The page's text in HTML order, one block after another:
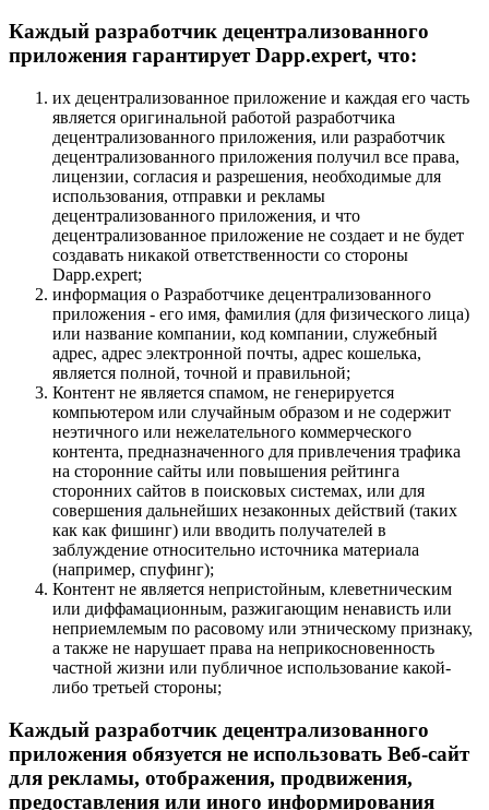
Каждый разработчик децентрализованного
приложения гарантирует Dapp.expert, что:
их децентрализованное приложение и каждая его часть
является оригинальной работой разработчика
децентрализованного приложения, или разработчик
децентрализованного приложения получил все права,
лицензии, согласия и разрешения, необходимые для
использования, отправки и рекламы
децентрализованного приложения, и что
децентрализованное приложение не создает и не будет
создавать никакой ответственности со стороны
Dapp.expert;
информация о Разработчике децентрализованного
приложения - его имя, фамилия (для физического лица)
или название компании, код компании, служебный
адрес, адрес электронной почты, адрес кошелька,
является полной, точной и правильной;
Контент не является спамом, не генерируется
компьютером или случайным образом и не содержит
неэтичного или нежелательного коммерческого
контента, предназначенного для привлечения трафика
на сторонние сайты или повышения рейтинга
сторонних сайтов в поисковых системах, или для
совершения дальнейших незаконных действий (таких
как как фишинг) или вводить получателей в
заблуждение относительно источника материала
(например, спуфинг);
Контент не является непристойным, клеветническим
или диффамационным, разжигающим ненависть или
неприемлемым по расовому или этническому признаку,
а также не нарушает права на неприкосновенность
частной жизни или публичное использование какой-
либо третьей стороны;
Каждый разработчик децентрализованного
приложения обязуется не использовать Веб-сайт
для рекламы, отображения, продвижения,
предоставления или иного информирования